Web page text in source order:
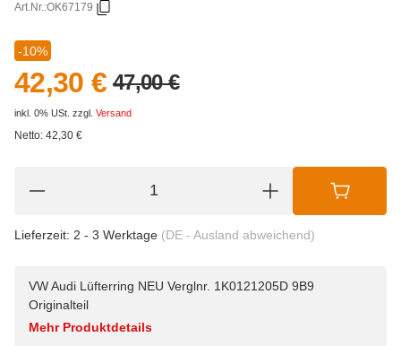
Art.Nr.:OK67179
-10%
42,30 € 47,00 €
inkl. 0% USt. zzgl. Versand
Netto: 42,30 €
Lieferzeit: 2 - 3 Werktage (DE - Ausland abweichend)
VW Audi Lüfterring NEU Verglnr. 1K0121205D 9B9
Originalteil
Mehr Produktdetails